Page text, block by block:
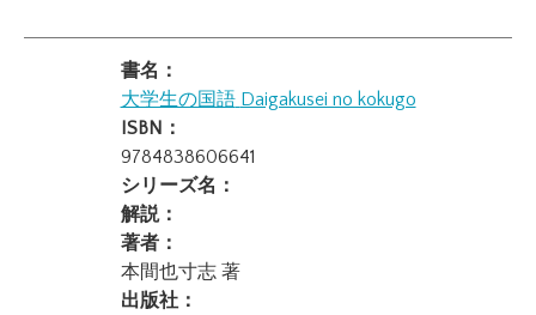
書名：
大学生の国語 Daigakusei no kokugo
ISBN：
9784838606641
シリーズ名：
解説：
著者：
本間也寸志 著
出版社：